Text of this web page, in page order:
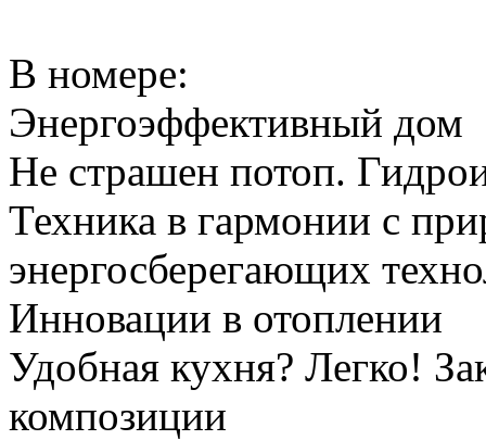
В номере:
Энергоэффективный дом
Не страшен потоп.
Техника в гармонии с
энергосберегающих
Инновации в отоплении
Удобная кухня? Легко!
композиции